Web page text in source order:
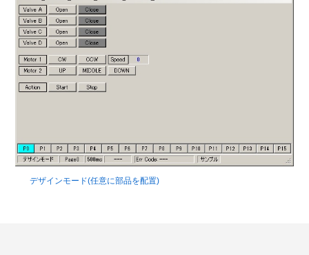
デザインモード(任意に部品を配置)